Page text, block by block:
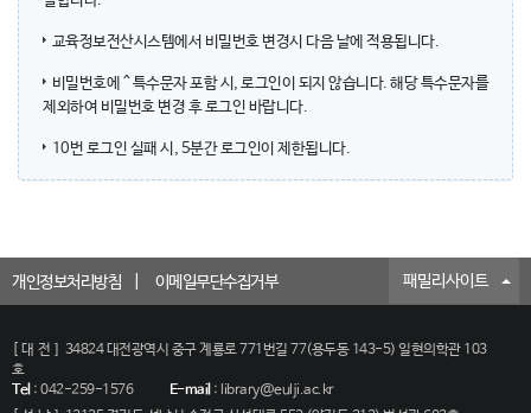
교육정보전산시스템에서 비밀번호 변경시 다음 날에 적용됩니다.
비밀번호에 ^ 특수문자 포함 시, 로그인이 되지 않습니다. 해당 특수문자를
제외하여 비밀번호 변경 후 로그인 바랍니다.
10번 로그인 실패 시, 5분간 로그인이 제한됩니다.
개인정보처리방침 이메일무단수집거부 패밀리사이트
[대전]
34824 대전광역시 중구 계룡로 771번길 77(용두동 143-5) 일현의학관 103
호
Tel: 042-259-1576 E-mail: library@eulji.ac.kr